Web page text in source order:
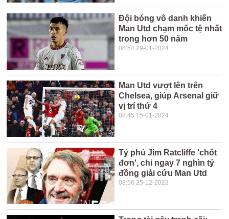
Đội bóng vô danh khiến
Man Utd chạm mốc tệ nhất
trong hơn 50 năm
08:54 29-01-2024
Man Utd vượt lên trên
Chelsea, giúp Arsenal giữ
vị trí thứ 4
08:45 15-01-2024
Tỷ phú Jim Ratcliffe 'chốt
đơn', chi ngay 7 nghìn tỷ
đồng giải cứu Man Utd
08:56 25-12-2023